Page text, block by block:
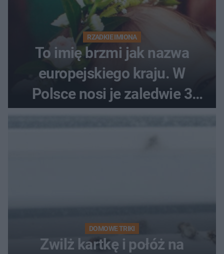
RZADKIE IMIONA
To imię brzmi jak nazwa
europejskiego kraju. W
Polsce nosi je zaledwie 3
DOMOWE TRIKI
Zwilż kartkę i połóż na